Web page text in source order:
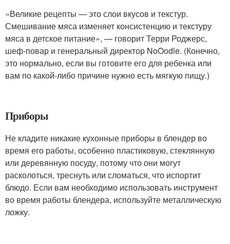
«Великие рецепты — это слои вкусов и текстур.
Смешивание мяса изменяет консистенцию и текстуру
мяса в детское питание», — говорит Терри Роджерс,
шеф-повар и генеральный директор NoOodle. (Конечно,
это нормально, если вы готовите его для ребенка или
вам по какой-либо причине нужно есть мягкую пищу.)
Приборы
Не кладите никакие кухонные приборы в блендер во
время его работы, особенно пластиковую, стеклянную
или деревянную посуду, потому что они могут
расколоться, треснуть или сломаться, что испортит
блюдо. Если вам необходимо использовать инструмент
во время работы блендера, используйте металлическую
ложку.